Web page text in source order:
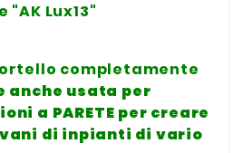
"AK Lux13"
completamente
anche usata per
a PARETE per creare
di inpianti di vario